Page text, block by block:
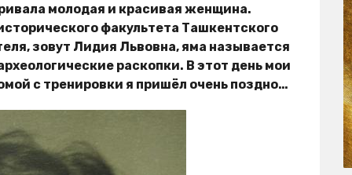
молодая и красивая женщина.
факультета Ташкентского
зовут Лидия Львовна, яма называется
раскопки. В этот день мои
с тренировки я пришёл очень поздно…